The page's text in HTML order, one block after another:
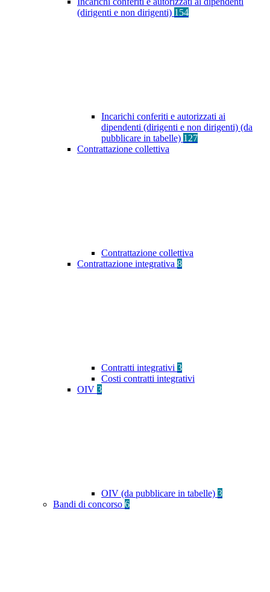
(dirigenti e non dirigenti) 154
Incarichi conferiti e autorizzati ai
dipendenti (dirigenti e non dirigenti) (da
pubblicare in tabelle) 127
Contrattazione collettiva
Contrattazione collettiva
Contrattazione integrativa 8
Contratti integrativi 3
Costi contratti integrativi
OIV 3
OIV (da pubblicare in tabelle) 3
Bandi di concorso 6